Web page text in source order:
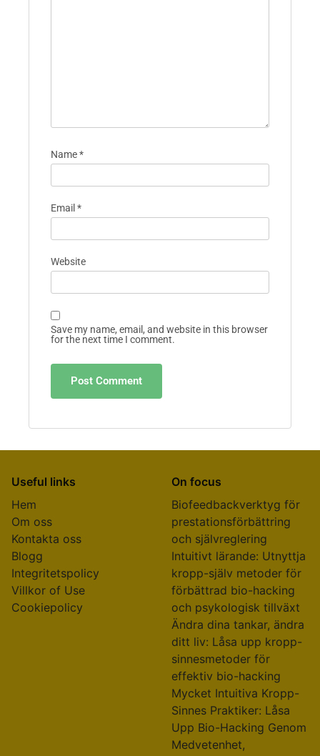
Name*
Email *
Website
Save my name, email, and website in this browser
for the next time I comment.
Useful links
Hem
Om oss
Kontakta oss
Blogg
Integritetspolicy
Villkor of Use
Cookiepolicy
On focus
Biofeedbackverktyg för
prestationsförbättring
och självreglering
Intuitivt lärande: Utnyttja
kropp-själv metoder för
förbättrad bio-hacking
och psykologisk tillväxt
Ändra dina tankar, ändra
ditt liv: Låsa upp kropp-
sinnesmetoder för
effektiv bio-hacking
Mycket Intuitiva Kropp-
Sinnes Praktiker: Låsa
Upp Bio-Hacking Genom
Medvetenhet,